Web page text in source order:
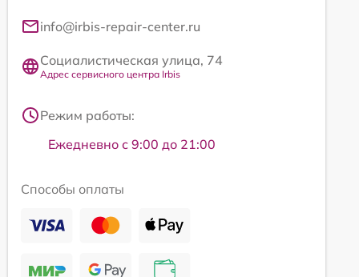
info@irbis-repair-center.ru
Социалистическая улица, 74
Адрес сервисного центра Irbis
Режим работы:
Ежедневно с 9:00 до 21:00
Способы оплаты